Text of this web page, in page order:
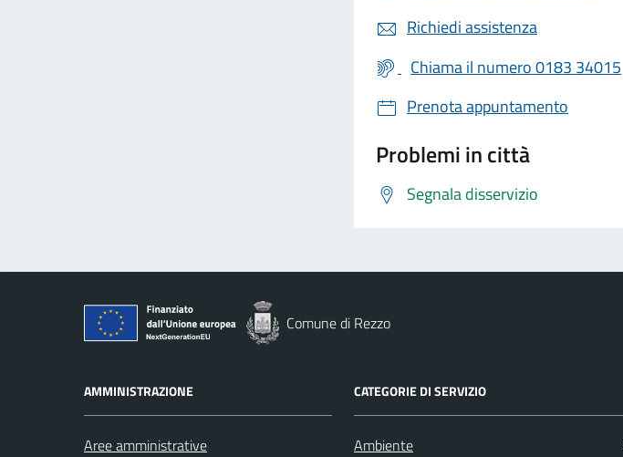
Richiedi assistenza
Chiama il numero 0183 34015
Prenota appuntamento
Problemi in città
Segnala disservizio
Comune di Rezzo
AMMINISTRAZIONE
Aree amministrative
CATEGORIE DI SERVIZIO
Ambiente